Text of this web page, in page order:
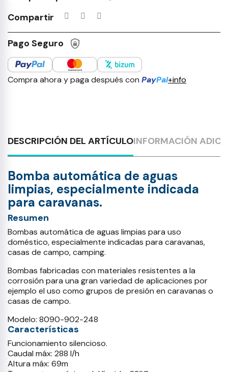
Compartir
Pago Seguro
Compra ahora y paga después con PayPal+info
DESCRIPCIÓN DEL ARTÍCULOINFORMACIÓN
Bomba automática de aguas
limpias, especialmente indicada
para caravanas.
Resumen
Bombas automática de aguas limpias para uso
doméstico, especialmente indicadas para caravanas,
casas de campo, camping.
Bombas fabricadas con materiales resistentes a la
corrosión para una gran variedad de aplicaciones por
ejemplo el uso como grupos de presión en caravanas o
casas de campo.
Modelo: 8090-902-248
Características
Funcionamiento silencioso.
Caudal máx: 288 l/h
Altura máx: 69m